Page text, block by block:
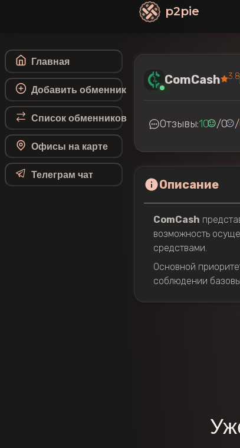
Главная
Добавить обменник
Список обменников
Офисы на карте
Телеграм чат
p2pie
ComCash 3.8
Отзывы:10 /0 /
Описание
ComCash
возможность
средствами.
Основной
соблюдении